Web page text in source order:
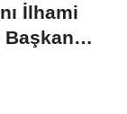
İlhami
Başkan